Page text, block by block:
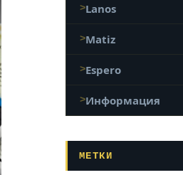
Lanos
Matiz
Espero
Информация
МЕТКИ